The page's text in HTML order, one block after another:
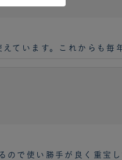
ています。これからも毎
ので使い勝手が良く重宝し